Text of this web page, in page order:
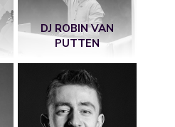
DJ ROBIN VAN
PUTTEN